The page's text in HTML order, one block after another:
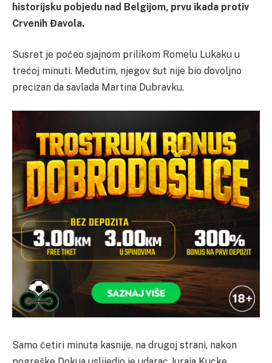
historijsku pobjedu nad Belgijom, prvu ikada protiv
Crvenih Đavola.
Susret je počeo sjajnom prilikom Romelu Lukaku u
trećoj minuti. Međutim, njegov šut nije bio dovoljno
precizan da savlada Martina Dubravku.
Samo četiri minuta kasnije, na drugoj strani, nakon